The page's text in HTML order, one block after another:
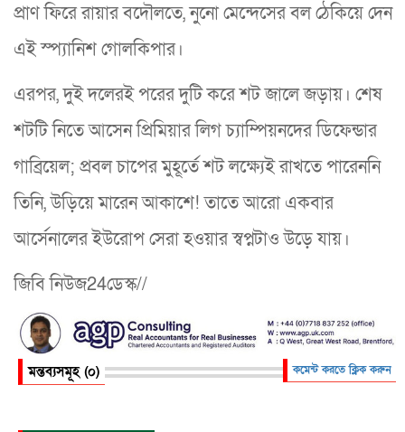
প্রাণ ফিরে রায়ার বদৌলতে, নুনো মেন্দেসের বল ঠেকিয়ে দেন
এই স্প্যানিশ গোলকিপার।
এরপর, দুই দলেরই পরের দুটি করে শট জালে জড়ায়। শেষ
শটটি নিতে আসেন প্রিমিয়ার লিগ চ্যাম্পিয়নদের ডিফেন্ডার
গাব্রিয়েল; প্রবল চাপের মুহূর্তে শট লক্ষ্যেই রাখতে পারেননি
তিনি, উড়িয়ে মারেন আকাশে! তাতে আরো একবার
আর্সেনালের ইউরোপ সেরা হওয়ার স্বপ্নটাও উড়ে যায়।
জিবি নিউজ24ডেস্ক//
মন্তব্যসমূহ (০) কমেন্ট করতে ক্লিক করুন